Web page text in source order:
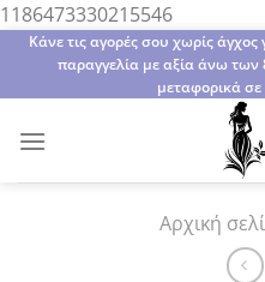
1186473330215546Μετάβαση
στο
Κάνε τις αγορές σου χωρίς
παραγγελία με αξία άνω
μεταφορικά
Αρχική